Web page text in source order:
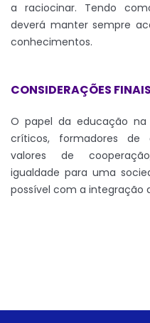
a raciocinar. Tendo
deverá manter sempre
conhecimentos.
CONSIDERAÇÕES FINAIS
O papel da educação
críticos, formadores de
valores de
igualdade para uma
possível com a integração